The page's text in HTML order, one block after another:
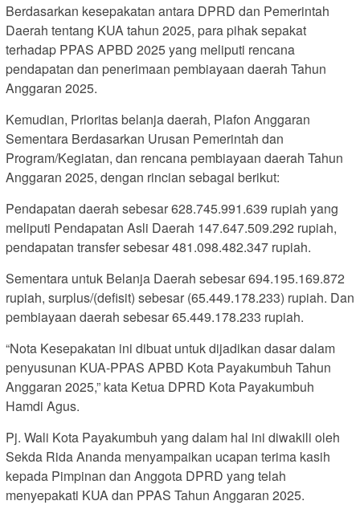
Berdasarkan kesepakatan antara DPRD dan Pemerintah
Daerah tentang KUA tahun 2025, para pihak sepakat
terhadap PPAS APBD 2025 yang meliputi rencana
pendapatan dan penerimaan pembiayaan daerah Tahun
Anggaran 2025.
Kemudian, Prioritas belanja daerah, Plafon Anggaran
Sementara Berdasarkan Urusan Pemerintah dan
Program/Kegiatan, dan rencana pembiayaan daerah Tahun
Anggaran 2025, dengan rincian sebagai berikut:
Pendapatan daerah sebesar 628.745.991.639 rupiah yang
meliputi Pendapatan Asli Daerah 147.647.509.292 rupiah,
pendapatan transfer sebesar 481.098.482.347 rupiah.
Sementara untuk Belanja Daerah sebesar 694.195.169.872
rupiah, surplus/(defisit) sebesar (65.449.178.233) rupiah. Dan
pembiayaan daerah sebesar 65.449.178.233 rupiah.
“Nota Kesepakatan ini dibuat untuk dijadikan dasar dalam
penyusunan KUA-PPAS APBD Kota Payakumbuh Tahun
Anggaran 2025,” kata Ketua DPRD Kota Payakumbuh
Hamdi Agus.
Pj. Wali Kota Payakumbuh yang dalam hal ini diwakili oleh
Sekda Rida Ananda menyampaikan ucapan terima kasih
kepada Pimpinan dan Anggota DPRD yang telah
menyepakati KUA dan PPAS Tahun Anggaran 2025.